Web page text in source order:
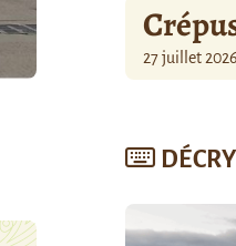
27 juillet